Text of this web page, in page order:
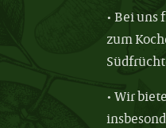
• Bei uns
zum
• Wir